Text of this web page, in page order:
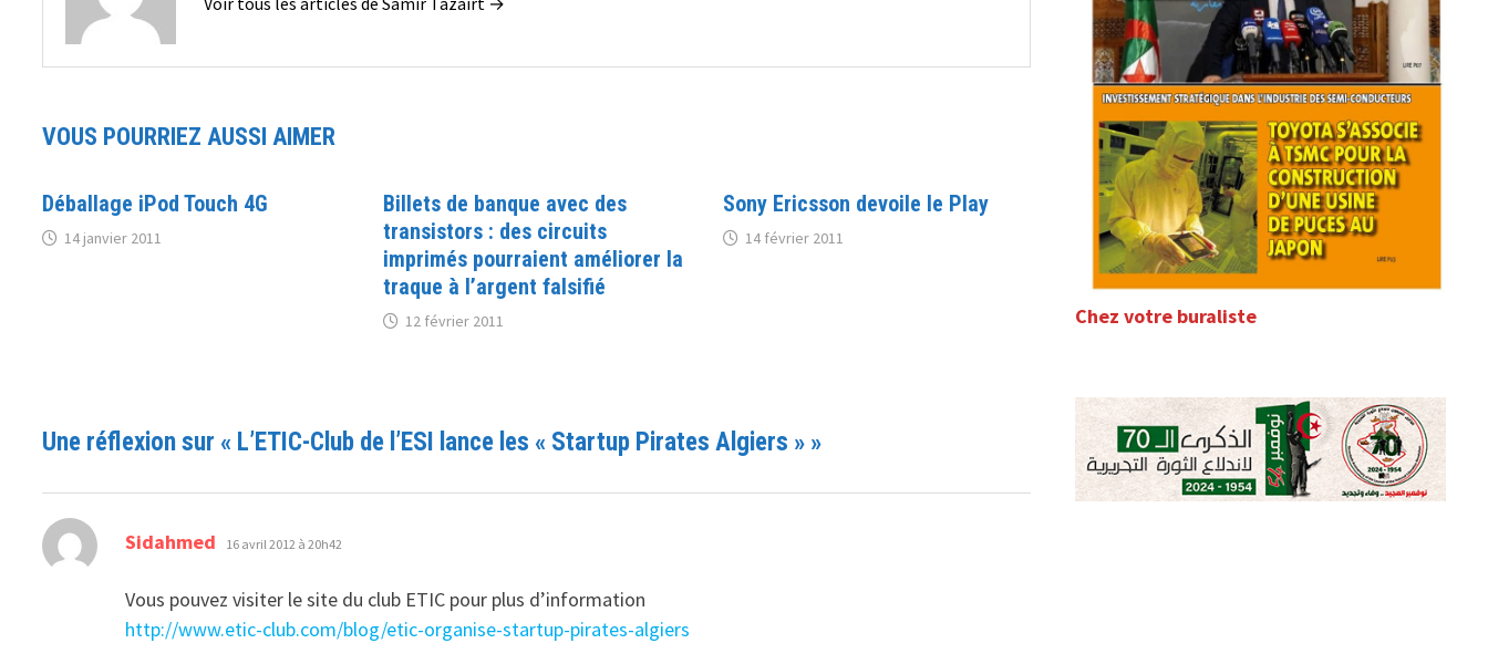
VOUS POURRIEZ AUSSI AIMER
Déballage iPod Touch 4G
14 janvier 2011
Billets de banque avec des
transistors : des circuits
imprimés pourraient améliorer la
traque à l’argent falsifié
12 février 2011
Sony Ericsson devoile le Play
14 février 2011
Une réflexion sur « L’ETIC-Club de l’ESI lance les « Startup Pirates Algiers » »
Sidahmed dit :
16 avril 2012 à 20h42
Vous pouvez visiter le site du club ETIC pour plus d’information
http://www.etic-club.com/blog/etic-organise-startup-pirates-algiers
Chez votre buraliste